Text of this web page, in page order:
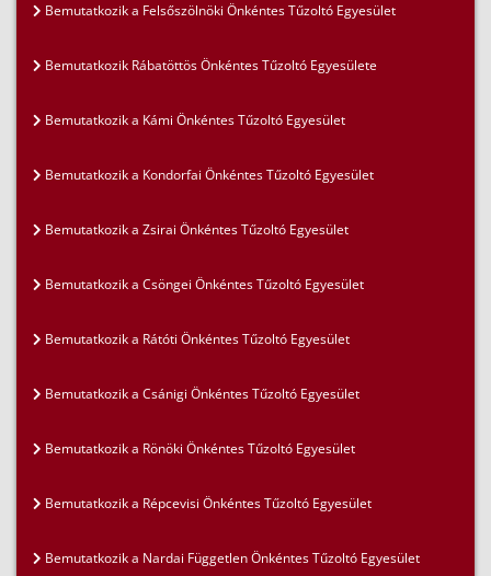
Bemutatkozik a Felsőszölnöki Önkéntes Tűzoltó Egyesület
Bemutatkozik Rábatöttös Önkéntes Tűzoltó Egyesülete
Bemutatkozik a Kámi Önkéntes Tűzoltó Egyesület
Bemutatkozik a Kondorfai Önkéntes Tűzoltó Egyesület
Bemutatkozik a Zsirai Önkéntes Tűzoltó Egyesület
Bemutatkozik a Csöngei Önkéntes Tűzoltó Egyesület
Bemutatkozik a Rátóti Önkéntes Tűzoltó Egyesület
Bemutatkozik a Csánigi Önkéntes Tűzoltó Egyesület
Bemutatkozik a Rönöki Önkéntes Tűzoltó Egyesület
Bemutatkozik a Répcevisi Önkéntes Tűzoltó Egyesület
Bemutatkozik a Nardai Független Önkéntes Tűzoltó Egyesület